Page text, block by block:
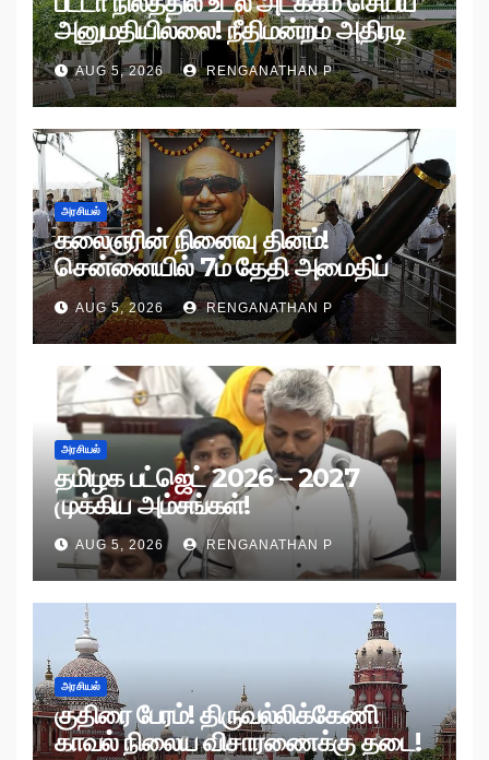
அனுமதியில்லை! நீதிமன்றம் அதிரடி
உத்தரவு!
AUG 5, 2026 RENGANATHAN P
அரசியல்
கலைஞரின் நினைவு தினம்!
சென்னையில் 7ம் தேதி அமைதிப்
பேரணி!
AUG 5, 2026 RENGANATHAN P
அரசியல்
தமிழக பட்ஜெட் 2026 – 2027
முக்கிய அம்சங்கள்!
AUG 5, 2026 RENGANATHAN P
அரசியல்
குதிரை பேரம்! திருவல்லிக்கேணி
காவல் நிலைய விசாரணைக்கு தடை!